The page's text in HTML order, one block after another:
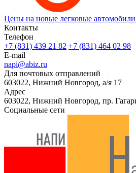
Цены на новые легковые автомобили
Контакты
Телефон
+7 (831) 439 21 82 +7 (831) 464 02 98
E-mail
napi@abiz.ru
Для почтовых отправлений
603022, Нижний Новгород, а/я 17
Адрес
603022, Нижний Новгород, пр.
Социальные сети